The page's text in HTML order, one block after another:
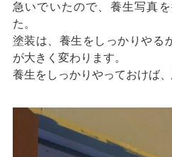
急いでいたので、養生写真
た。
塗装は、養生をしっかりやる
が大きく変わります。
養生をしっかりやっておけば